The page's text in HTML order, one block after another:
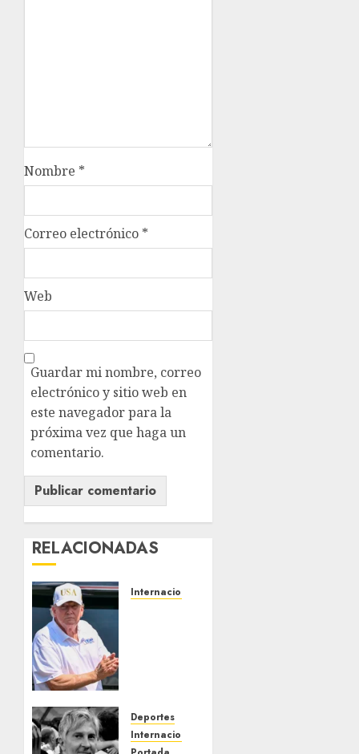
Nombre *
Correo electrónico *
Web
Guardar mi nombre, correo
electrónico y sitio web en
este navegador para la
próxima vez que haga un
comentario.
RELACIONADAS
Internacional
espacio
aéreo
Deportes
Internacional